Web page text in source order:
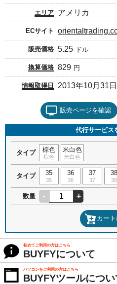
エリア アメリカ
ECサイト
販売価格 5.25 ドル
換算価格 829 円
情報取得日 2013年10月31日
販売ページを確認
代行サービス
タイプ 棕色
棕色
米白色
米白色
タイプ 35
35
36
36
37
37
38
38
数量 - +
カー
初めてご利用の方はこちら
BUYFYについて
パソコンをご利用の方はこちら
BUYFYツールについ